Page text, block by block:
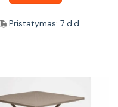
Pristatymas: 7 d.d.